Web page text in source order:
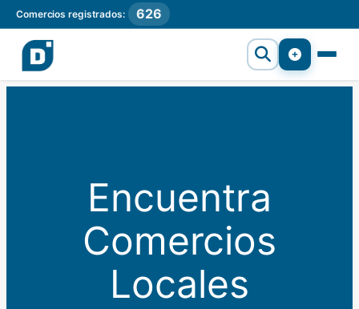
Comercios registrados: 626
Encuentra
Comercios
Locales